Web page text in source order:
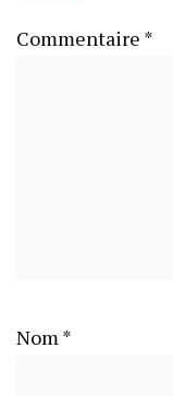
Commentaire *
Nom *